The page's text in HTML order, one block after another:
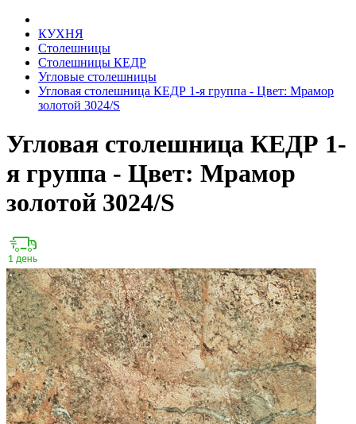
КУХНЯ
Столешницы
Столешницы КЕДР
Угловые столешницы
Угловая столешница КЕДР 1-я группа - Цвет: Мрамор
золотой 3024/S
Угловая столешница КЕДР 1-
я группа - Цвет: Мрамор
золотой 3024/S